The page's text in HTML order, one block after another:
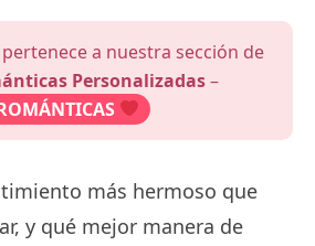
a nuestra sección de
Personalizadas–
más hermoso que
y qué mejor manera de